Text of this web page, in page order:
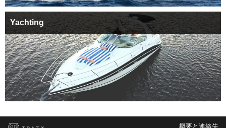
Yachting
概要と連絡先